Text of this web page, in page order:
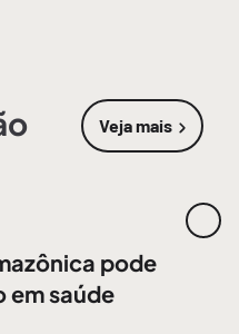
Veja mais
sobre
pode
em saúde